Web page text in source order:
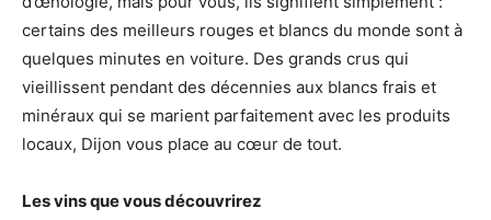
certains des meilleurs rouges et blancs du monde sont à
quelques minutes en voiture. Des grands crus qui
vieillissent pendant des décennies aux blancs frais et
minéraux qui se marient parfaitement avec les produits
locaux, Dijon vous place au cœur de tout.
Les vins que vous découvrirez